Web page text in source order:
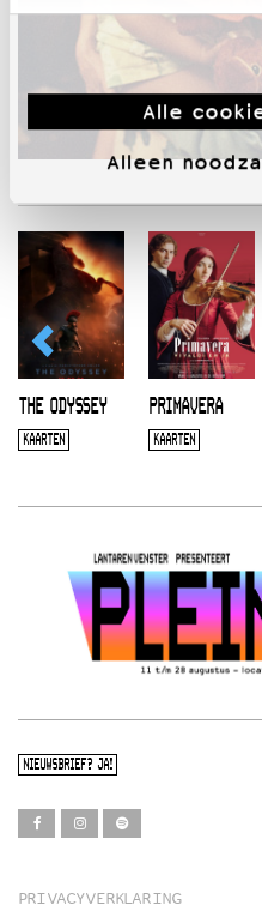
Alle
Alleen
THE ODYSSEY
KAARTEN
PRIMAVERA
KAARTEN
NIEUWSBRIEF? JA!
PRIVACYVERKLARING